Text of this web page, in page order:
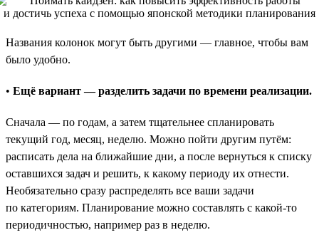
Названия колонок могут быть другими — главное, чтобы вам
было удобно.
• Ещё вариант — разделить задачи по времени реализации.
Сначала — по годам, а затем тщательнее спланировать
текущий год, месяц, неделю. Можно пойти другим путём:
расписать дела на ближайшие дни, а после вернуться к списку
оставшихся задач и решить, к какому периоду их отнести.
Необязательно сразу распределять все ваши задачи
по категориям. Планирование можно составлять с какой-то
периодичностью, например раз в неделю.